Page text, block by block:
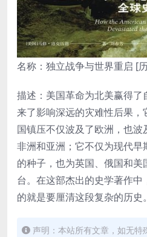
名称：独立战争与世界重启 [
描述：美国革命为北美赢得
来了影响深远的灾难性后果
国镇压不仅波及了欧洲，也波
非洲和亚洲；它不仅为现代
的种子，也为英国、俄国和
台。在这部杰出的史学著作中
的就是要厘清这段复杂的历史。
声明：本站所有文章，如无